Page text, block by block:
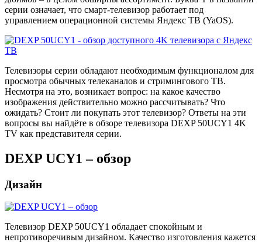
серии означает, что смарт-телевизор работает под
управлением операционной системы Яндекс ТВ (YaOS).
Телевизоры серии обладают необходимым функционалом для
просмотра обычных телеканалов и стримингового ТВ.
Несмотря на это, возникает вопрос: на какое качество
изображения действительно можно рассчитывать? Что
ожидать? Стоит ли покупать этот телевизор? Ответы на эти
вопросы вы найдёте в обзоре телевизора DEXP 50UCY1 4K
TV как представителя серии.
DEXP UCY1 – обзор
Дизайн
Телевизор DEXP 50UCY1 обладает спокойным и
непротиворечивым дизайном. Качество изготовления кажется